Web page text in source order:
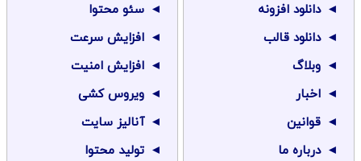
دانلود افزونه
دانلود قالب
وبلاگ
اخبار
قوانین
درباره ما
سئو محتوا
افزایش سرعت
افزایش امنیت
ویروس کشی
آنالیز سایت
تولید محتوا